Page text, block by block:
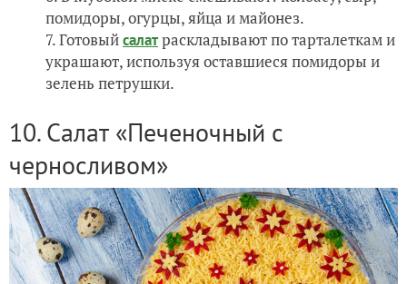
помидоры, огурцы, яйца и майонез.
Готовыйсалатраскладывают по тарталеткам и
украшают, используя оставшиеся помидоры и
зелень петрушки.
10. Салат «Печеночный с
черносливом»